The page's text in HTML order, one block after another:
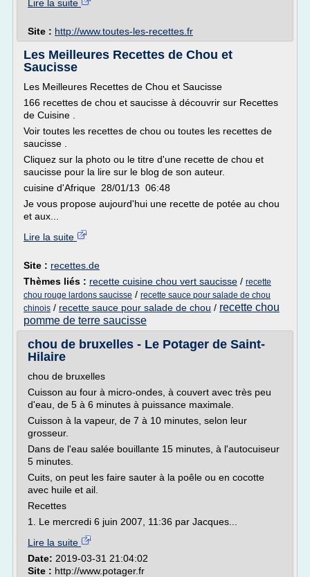
Lire la suite
Site : http://www.toutes-les-recettes.fr
Les Meilleures Recettes de Chou et
Saucisse
Les Meilleures Recettes de Chou et Saucisse
166 recettes de chou et saucisse à découvrir sur Recettes
de Cuisine .
Voir toutes les recettes de chou ou toutes les recettes de
saucisse .
Cliquez sur la photo ou le titre d'une recette de chou et
saucisse pour la lire sur le blog de son auteur.
cuisine d'Afrique 28/01/13 06:48
Je vous propose aujourd'hui une recette de potée au chou
et aux...
Lire la suite
Site : recettes.de
Thèmes liés : recette cuisine chou vert saucisse / recette
chou rouge lardons saucisse / recette sauce pour salade de chou
chinois / recette sauce pour salade de chou / recette chou
pomme de terre saucisse
chou de bruxelles - Le Potager de Saint-
Hilaire
chou de bruxelles
Cuisson au four à micro-ondes, à couvert avec très peu
d'eau, de 5 à 6 minutes à puissance maximale.
Cuisson à la vapeur, de 7 à 10 minutes, selon leur
grosseur.
Dans de l'eau salée bouillante 15 minutes, à l'autocuiseur
5 minutes.
Cuits, on peut les faire sauter à la poêle ou en cocotte
avec huile et ail.
Recettes
1. Le mercredi 6 juin 2007, 11:36 par Jacques...
Lire la suite
Date: 2019-03-31 21:04:02
Site : http://www.potager.fr